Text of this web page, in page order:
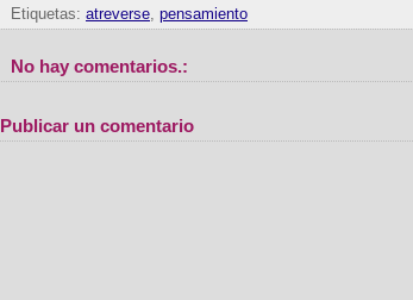
Etiquetas: atreverse, pensamiento
No hay comentarios.:
Publicar un comentario